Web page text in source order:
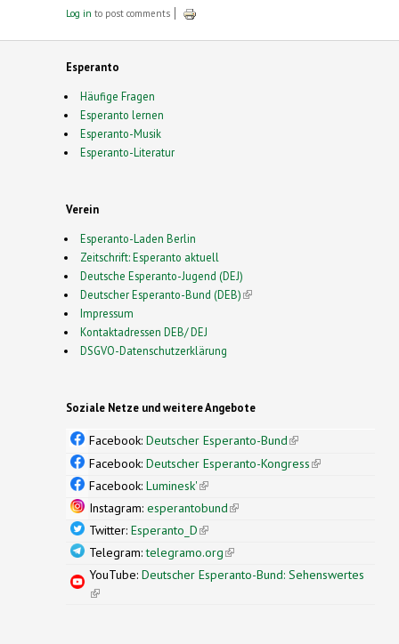
Log in to post comments
Esperanto
Häufige Fragen
Esperanto lernen
Esperanto-Musik
Esperanto-Literatur
Verein
Esperanto-Laden Berlin
Zeitschrift: Esperanto aktuell
Deutsche Esperanto-Jugend (DEJ)
Deutscher Esperanto-Bund (DEB)(link is external)
Impressum
Kontaktadressen DEB/ DEJ
DSGVO-Datenschutzerklärung
Soziale Netze und weitere Angebote
Facebook: Deutscher Esperanto-Bund(link is
external)
Facebook: Deutscher Esperanto-Kongress(link is
Facebook: Luminesk'(link is external)
Instagram: esperantobund(link is external)
Twitter: Esperanto_D(link is external)
Telegram:telegramo.org(link is external)
YouTube: Deutscher Esperanto-Bund: Sehenswertes
(link is external)